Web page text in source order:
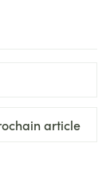
article